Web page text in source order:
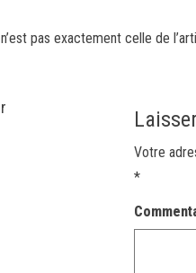
pas exactement celle de
Votre
*